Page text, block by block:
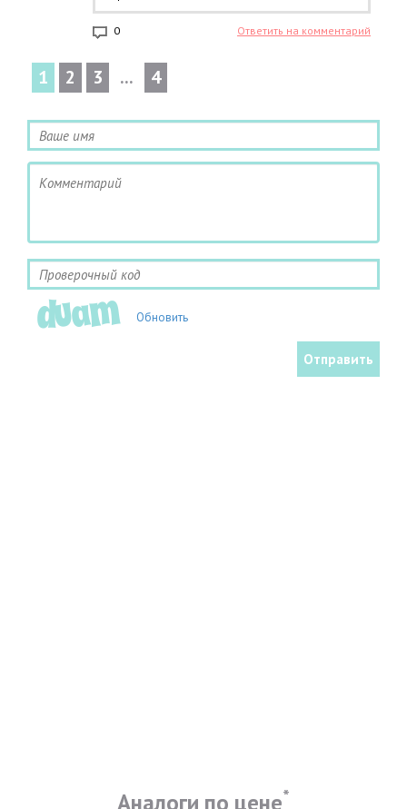
0 Ответить на комментарий
1 2 3 ... 4
Обновить
Аналоги по цене*